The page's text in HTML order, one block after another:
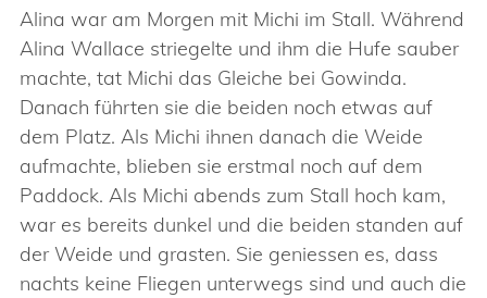
Alina war am Morgen mit Michi im Stall. Während
Alina Wallace striegelte und ihm die Hufe sauber
machte, tat Michi das Gleiche bei Gowinda.
Danach führten sie die beiden noch etwas auf
dem Platz. Als Michi ihnen danach die Weide
aufmachte, blieben sie erstmal noch auf dem
Paddock. Als Michi abends zum Stall hoch kam,
war es bereits dunkel und die beiden standen auf
der Weide und grasten. Sie geniessen es, dass
nachts keine Fliegen unterwegs sind und auch die